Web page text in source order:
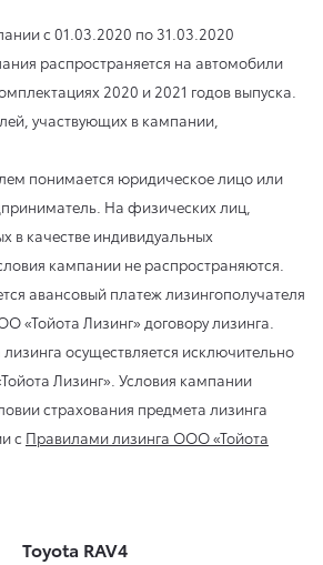
с 01.03.2020 по 31.03.2020
распространяется на автомобили
2020 и 2021 годов выпуска.
участвующих в кампании,
понимается юридическое лицо или
На физических лиц,
в качестве индивидуальных
кампании не распространяются.
авансовый платеж лизингополучателя
«Тойота Лизинг» договору лизинга.
осуществляется исключительно
Лизинг». Условия кампании
страхования предмета лизинга
с Правилами лизинга ООО «Тойота
Toyota RAV4